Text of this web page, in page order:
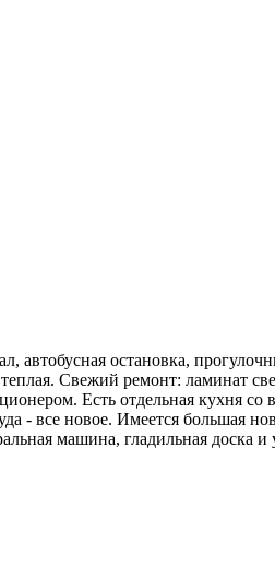
остановка,
Свежий ремонт: ламинат
Есть отдельная кухня
- все новое. Имеется большая
машина, гладильная доска